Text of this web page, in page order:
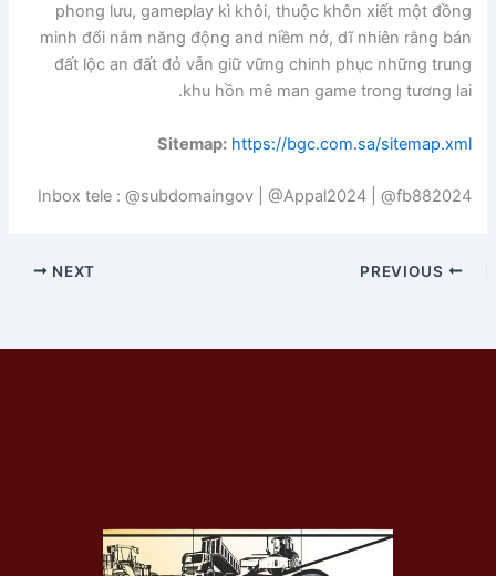
phong lưu, gameplay kì khôi, thuộc khôn xiết một đồng
minh đổi nắm năng động and niềm nở, dĩ nhiên rằng bán
đất lộc an đất đỏ vẫn giữ vững chinh phục những trung
khu hồn mê man game trong tương lai.
Sitemap: https://bgc.com.sa/sitemap.xml
Inbox tele : @subdomaingov | @Appal2024 | @fb882024
NEXT